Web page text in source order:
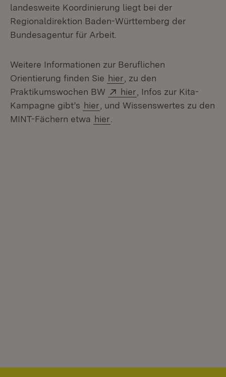
landesweite Koordinierung liegt bei der
Regionaldirektion Baden-Württemberg der
Bundesagentur für Arbeit.
Weitere Informationen zur Beruflichen
Orientierung finden Sie hier , zu den
Praktikumswochen BW
Extern:
hier (Öffnet in neuem
, Infos zur Kita-
Kampagne gibt’s hier , und Wissenswertes zu den
MINT-Fächern etwa hier